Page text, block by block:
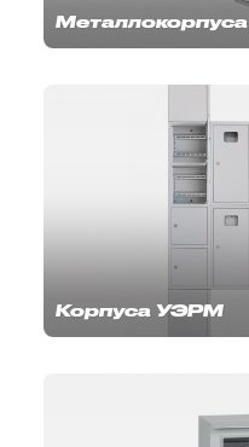
Металлокорпуса
Корпуса УЭРМ